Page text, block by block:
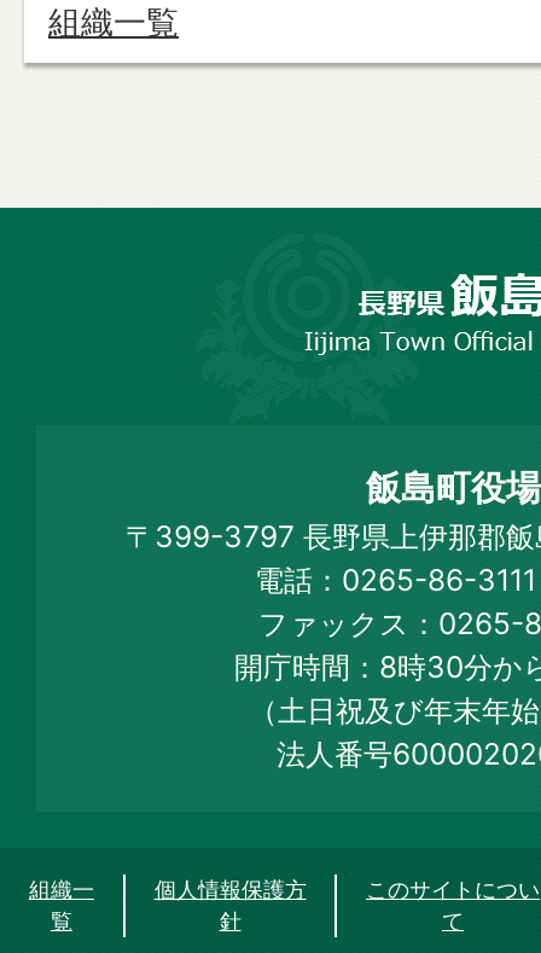
組織一覧
Town
Official
Web
Site
飯島町役場
〒399-3797 長野県上伊那郡
電話：0265-86-
ファックス：0265-
開庁時間：8時30分か
（土日祝及び年末年
法人番号
組織一
覧
個人情報保護方
針
このサイトについ
て